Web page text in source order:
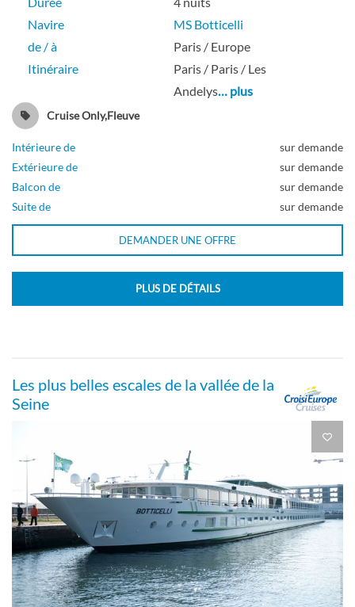
Navire
MS Botticelli
de / à
Paris / Europe
Itinéraire
Paris / Paris / Les
Andelys… plus
Cruise Only,Fleuve
Intérieure de
sur demande
Extérieure de
sur demande
Balcon de
sur demande
Suite de
sur demande
DEMANDER UNE OFFRE
PLUS DE DÉTAILS
Les plus belles escales de la vallée de la
Seine